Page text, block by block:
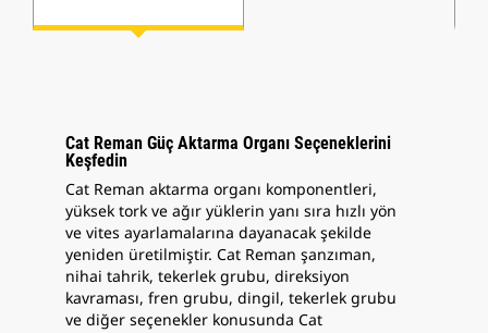
Cat Reman Güç Aktarma Organı Seçeneklerini
Keşfedin
Cat Reman aktarma organı komponentleri,
yüksek tork ve ağır yüklerin yanı sıra hızlı yön
ve vites ayarlamalarına dayanacak şekilde
yeniden üretilmiştir. Cat Reman şanzıman,
nihai tahrik, tekerlek grubu, direksiyon
kavraması, fren grubu, dingil, tekerlek grubu
ve diğer seçenekler konusunda Cat